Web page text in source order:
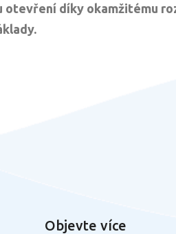
otevření díky okamžitému
Objevte více